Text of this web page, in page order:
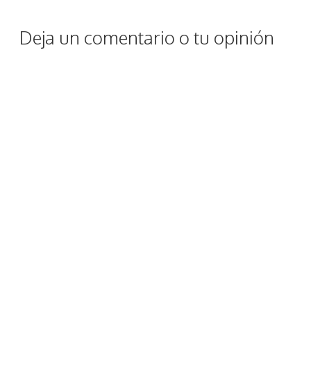
Deja un comentario o tu opinión